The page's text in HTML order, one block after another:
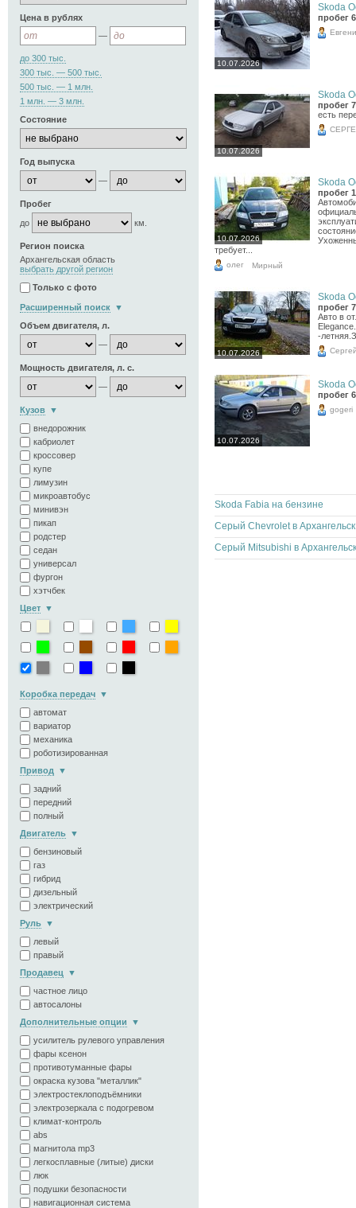
Цена в рублях
—
до 300 тыс.
300 тыс. — 500 тыс.
500 тыс. — 1 млн.
1 млн. — 3 млн.
Состояние
Год выпуска
—
Пробег
до
км.
Регион поиска
Архангельская область
выбрать другой регион
Только с фото
Расширенный поиск
Объем двигателя, л.
—
Мощность двигателя, л. с.
—
Кузов
внедорожник
кабриолет
кроссовер
купе
лимузин
микроавтобус
минивэн
пикап
родстер
седан
универсал
фургон
хэтчбек
Цвет
Коробка передач
автомат
вариатор
механика
роботизированная
Привод
задний
передний
полный
Двигатель
бензиновый
газ
гибрид
дизельный
электрический
Руль
левый
правый
Продавец
частное лицо
автосалоны
Дополнительные опции
усилитель рулевого управления
фары ксенон
противотуманные фары
окраска кузова "металлик"
электростеклоподъёмники
электрозеркала с подогревом
климат-контроль
abs
магнитола mp3
легкосплавные (литые) диски
люк
подушки безопасности
навигационная система
10.07.2026
Skoda
пробег
10.07.2026
Skoda
пробег
есть
10.07.2026
Skoda
пробег
требует...
олег Мирный
10.07.2026
Skoda
пробег
Авто в
-
10.07.2026
Skoda
пробег
gogeri
Skoda Fabia на бензине